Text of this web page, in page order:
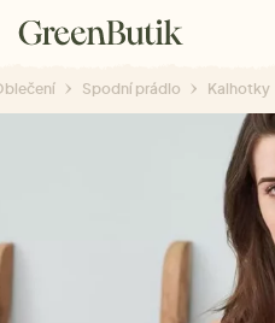
Spodní prádlo Kalhotky